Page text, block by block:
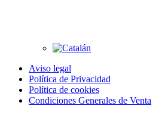
Aviso legal
Política de Privacidad
Política de cookies
Condiciones Generales de Venta